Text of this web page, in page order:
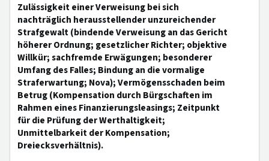
Zulässigkeit einer Verweisung bei sich
nachträglich herausstellender unzureichender
Strafgewalt (bindende Verweisung an das Gericht
höherer Ordnung; gesetzlicher Richter; objektive
Willkür; sachfremde Erwägungen; besonderer
Umfang des Falles; Bindung an die vormalige
Straferwartung; Nova); Vermögensschaden beim
Betrug (Kompensation durch Bürgschaften im
Rahmen eines Finanzierungsleasings; Zeitpunkt
für die Prüfung der Werthaltigkeit;
Unmittelbarkeit der Kompensation;
Dreiecksverhältnis).